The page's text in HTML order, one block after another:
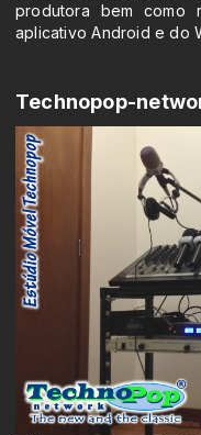
produtora bem como
aplicativo Android e do
Technopop-